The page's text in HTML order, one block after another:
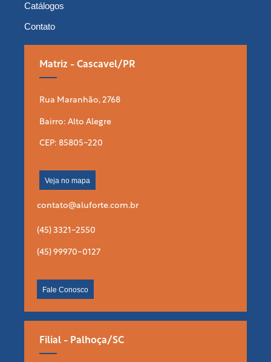
Catálogos
Contato
Matriz - Cascavel/PR
Rua Maranhão, 2768
Bairro: Alto Alegre
CEP: 85805-220
Veja no mapa
contato@aluforte.com.br
(45) 3321-2550
(45) 99970-0127
Fale Conosco
Filial - Palhoça/SC